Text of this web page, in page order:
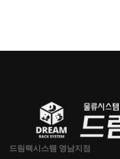
드림랙시스템 영남지점